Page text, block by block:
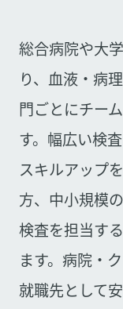
総合病院や大
り、血液・病
門ごとにチー
す。幅広い検
スキルアップ
方、中小規模
検査を担当す
ます。病院・
就職先として